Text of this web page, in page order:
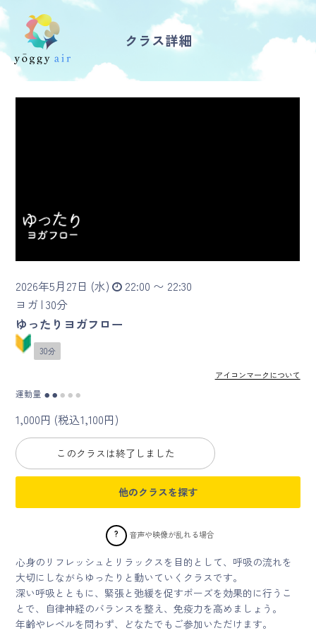
受講の流れ
yoggy store
yoggy magazine
yoggy mommy
マイページ
会員規約について
クラス参加にあたっての同意書
特定商取引にかかわる表示
プライバシーポリシー
クラス詳細
2026年5月27日 (水)
22:00 〜 22:30
ヨガ | 30分
ゆったりヨガフロー
30分
アイコンマークについて
運動量 ● ● ● ● ●
1,000円 (税込1,100円)
このクラスは終了しました
他のクラスを探す
? 音声や映像が乱れる場合
心身のリフレッシュとリラックスを目的として、呼吸の流れを
大切にしながらゆったりと動いていくクラスです。
深い呼吸とともに、緊張と弛緩を促すポーズを効果的に行うこ
とで、自律神経のバランスを整え、免疫力を高めましょう。
年齢やレベルを問わず、どなたでもご参加いただけます。